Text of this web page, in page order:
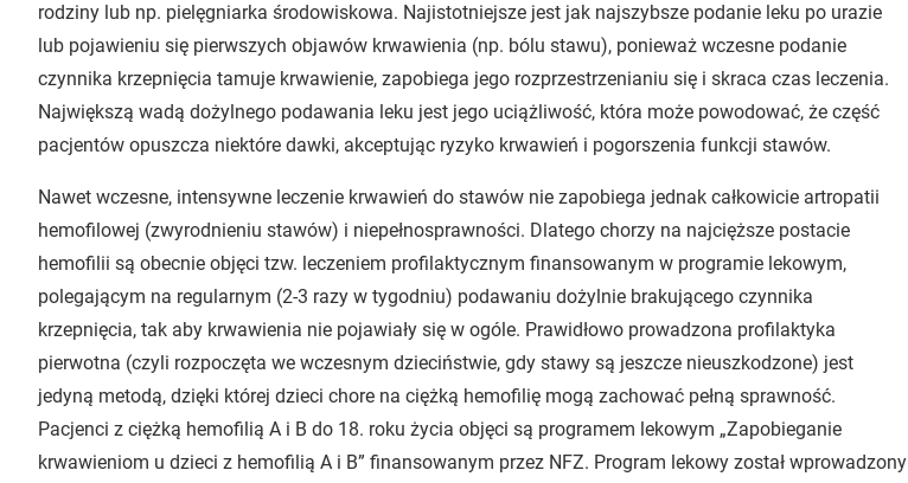
rodziny lub np. pielęgniarka środowiskowa. Najistotniejsze jest jak najszybsze podanie leku po urazie
lub pojawieniu się pierwszych objawów krwawienia (np. bólu stawu), ponieważ wczesne podanie
czynnika krzepnięcia tamuje krwawienie, zapobiega jego rozprzestrzenianiu się i skraca czas leczenia.
Największą wadą dożylnego podawania leku jest jego uciążliwość, która może powodować, że część
pacjentów opuszcza niektóre dawki, akceptując ryzyko krwawień i pogorszenia funkcji stawów.
Nawet wczesne, intensywne leczenie krwawień do stawów nie zapobiega jednak całkowicie artropatii
hemofilowej (zwyrodnieniu stawów) i niepełnosprawności. Dlatego chorzy na najcięższe postacie
hemofilii są obecnie objęci tzw. leczeniem profilaktycznym finansowanym w programie lekowym,
polegającym na regularnym (2-3 razy w tygodniu) podawaniu dożylnie brakującego czynnika
krzepnięcia, tak aby krwawienia nie pojawiały się w ogóle. Prawidłowo prowadzona profilaktyka
pierwotna (czyli rozpoczęta we wczesnym dzieciństwie, gdy stawy są jeszcze nieuszkodzone) jest
jedyną metodą, dzięki której dzieci chore na ciężką hemofilię mogą zachować pełną sprawność.
Pacjenci z ciężką hemofilią A i B do 18. roku życia objęci są programem lekowym „Zapobieganie
krwawieniom u dzieci z hemofilią A i B” finansowanym przez NFZ. Program lekowy został wprowadzony